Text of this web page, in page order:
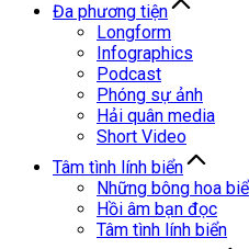
Đa phương tiện
Longform
Infographics
Podcast
Phóng sự ảnh
Hải quân media
Short Video
Tâm tình lính biển
Những bông hoa
Hồi âm bạn đọc
Tâm tình lính biển